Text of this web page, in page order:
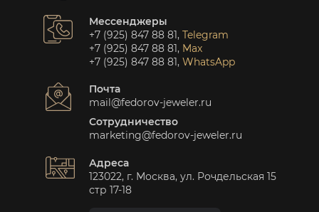
Мессенджеры
+7 (925) 847 88 81, Telegram
+7 (925) 847 88 81, Max
+7 (925) 847 88 81, WhatsApp
Почта
mail@fedorov-jeweler.ru
Сотрудничество
marketing@fedorov-jeweler.ru
Адреса
123022, г. Москва, ул. Рочдельская 15
стр 17-18